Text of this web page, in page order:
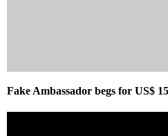
Fake Ambassador begs for US$